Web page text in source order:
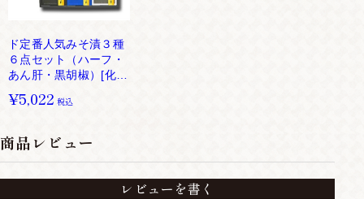
ド定番人気みそ漬３種
６点セット（ハーフ・
あん肝・黒胡椒）[化粧
¥5,022 税込
商品レビュー
レビューを書く